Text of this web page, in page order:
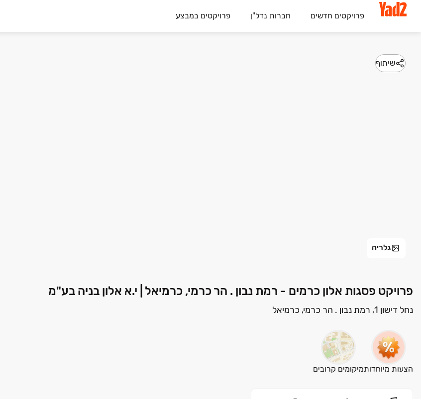
פרויקטים חדשים חברות נדל"ן פרויקטים במבצע
שיתוף
גלריה
פרויקט פסגות אלון כרמים - רמת נבון . הר כרמי, כרמיאל | י.א אלון בניה בע"מ
נחל דישון 1, רמת נבון . הר כרמי, כרמיאל
הצעות מיוחדותמיקומים קרובים